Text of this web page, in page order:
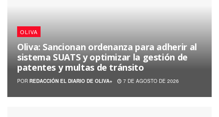
OLIVA
Oliva: Sancionan ordenanza para adherir al
sistema SUATS y optimizar la gestión de
patentes y multas de tránsito
POR REDACCIÓN EL DIARIO DE OLIVA+ 7 DE AGOSTO DE 2026